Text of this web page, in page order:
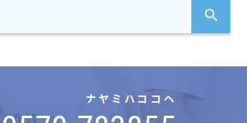
ナヤミハココヘ